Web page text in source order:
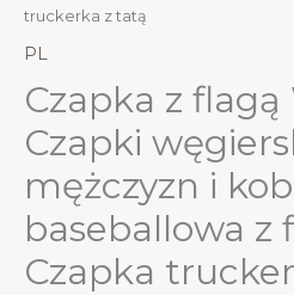
truckerka z tatą
PL
Czapka z
Czapki
mężczyzn i
baseballowa z
Czapka